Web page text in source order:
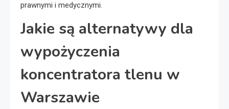
prawnymi i medycznymi.
Jakie są alternatywy dla
wypożyczenia
koncentratora tlenu w
Warszawie